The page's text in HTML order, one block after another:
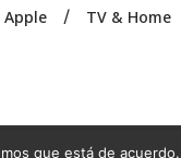
Apple TV & Home
que está de acuerdo.